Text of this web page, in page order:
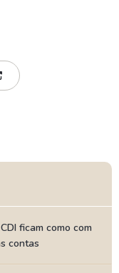
ficam como com
contas